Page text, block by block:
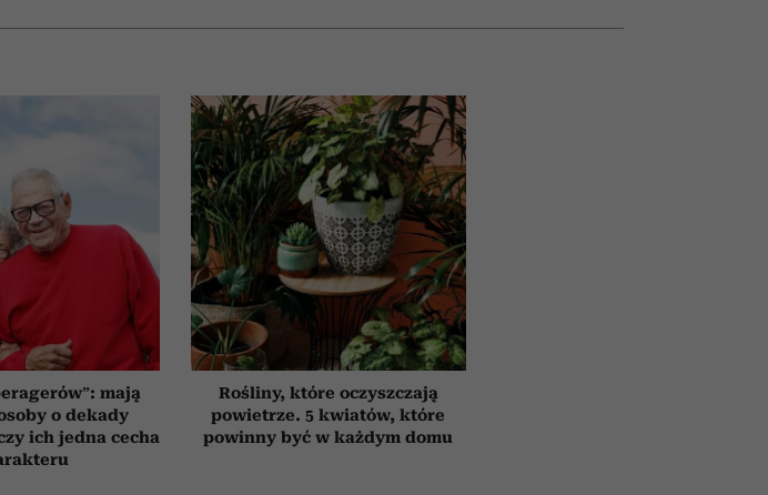
mają
o dekady
ich jedna cecha
Rośliny, które oczyszczają
powietrze. 5 kwiatów, które
powinny być w każdym domu